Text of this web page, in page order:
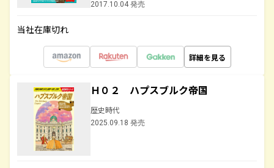
2017.10.04 発売
当社在庫切れ
詳細を見る
Ｈ０２ ハプスブルク帝国
歴史時代
2025.09.18 発売